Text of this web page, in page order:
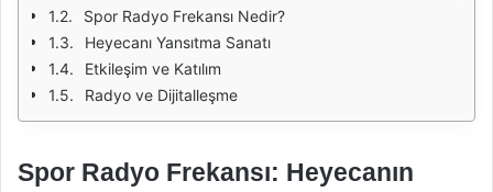
Spor Radyo Frekansı Nedir?
Heyecanı Yansıtma Sanatı
Etkileşim ve Katılım
Radyo ve Dijitalleşme
Spor Radyo Frekansı: Heyecanın